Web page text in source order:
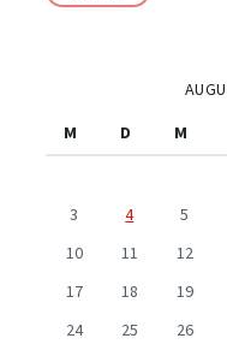
M
D M
3
4 5
10
11 12
17
18 19
24
25 26